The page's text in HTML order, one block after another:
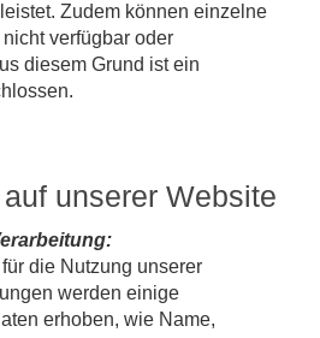
Zudem können einzelne
verfügbar oder
diesem Grund ist ein
unserer Website
die Nutzung unserer
werden einige
erhoben, wie Name,